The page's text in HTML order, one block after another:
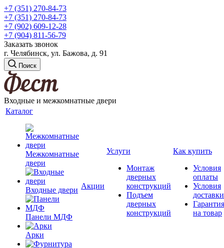
+7 (351) 270-84-73
+7 (351) 270-84-73
+7 (902) 609-12-28
+7 (904) 811-56-79
Заказать звонок
г. Челябинск, ул. Бажова, д. 91
Поиск
Входные и межкомнатные двери
Каталог
Межкомнатные
двери
Входные двери
Панели МДФ
Арки
Акции
Услуги
Монтаж
дверных
конструкций
Подъем
дверных
конструкций
Как купить
Условия
оплаты
Условия
доставки
Гарантия
на товар